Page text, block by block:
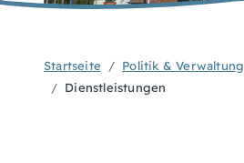
Startseite Politik & Verwaltung
Dienstleistungen